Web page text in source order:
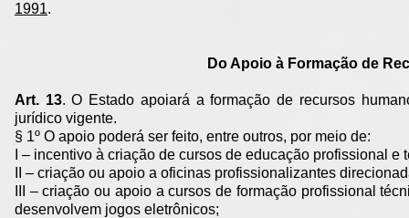
1991.
Do Apoio à Formação de
Art. 13. O Estado apoiará a formação de recursos
jurídico vigente.
§ 1º O apoio poderá ser feito, entre outros, por meio de:
I – incentivo à criação de cursos de educação profissional
II – criação ou apoio a oficinas profissionalizantes
III – criação ou apoio a cursos de formação profissional
desenvolvem jogos eletrônicos;